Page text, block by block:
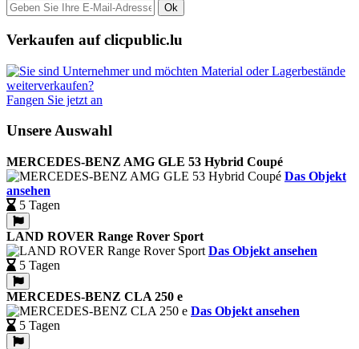
Ok
Verkaufen auf clicpublic.lu
Fangen Sie jetzt an
Unsere Auswahl
MERCEDES-BENZ AMG GLE 53 Hybrid Coupé
Das Objekt
ansehen
5 Tagen
LAND ROVER Range Rover Sport
Das Objekt ansehen
5 Tagen
MERCEDES-BENZ CLA 250 e
Das Objekt ansehen
5 Tagen